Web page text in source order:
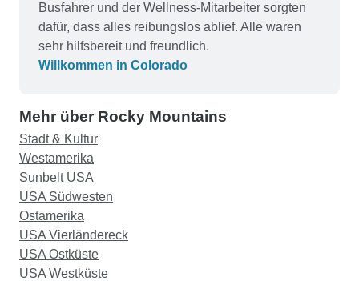
Busfahrer und der Wellness-Mitarbeiter sorgten
dafür, dass alles reibungslos ablief. Alle waren
sehr hilfsbereit und freundlich.
Willkommen in Colorado
Mehr über Rocky Mountains
Stadt & Kultur
Westamerika
Sunbelt USA
USA Südwesten
Ostamerika
USA Vierländereck
USA Ostküste
USA Westküste